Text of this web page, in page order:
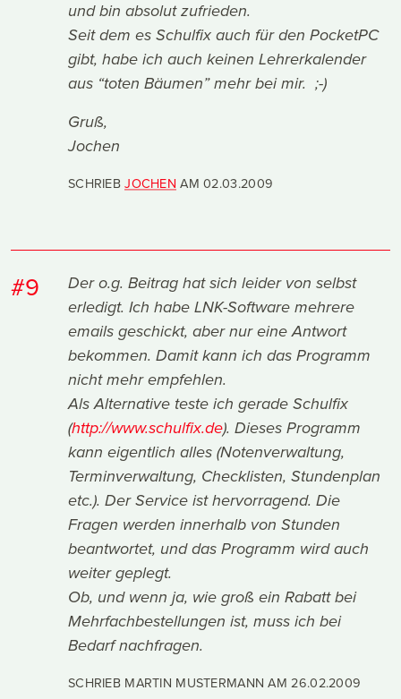
und bin absolut zufrieden.
Seit dem es Schulfix auch für den PocketPC
gibt, habe ich auch keinen Lehrerkalender
aus “toten Bäumen” mehr bei mir. ;-)
Gruß,
Jochen
SCHRIEBJOCHEN AM02.03.2009
#9
Der o.g. Beitrag hat sich leider von selbst
erledigt. Ich habe LNK-Software mehrere
emails geschickt, aber nur eine Antwort
bekommen. Damit kann ich das Programm
nicht mehr empfehlen.
Als Alternative teste ich gerade Schulfix
(http://www.schulfix.de). Dieses Programm
kann eigentlich alles (Notenverwaltung,
Terminverwaltung, Checklisten, Stundenplan
etc.). Der Service ist hervorragend. Die
Fragen werden innerhalb von Stunden
beantwortet, und das Programm wird auch
weiter geplegt.
Ob, und wenn ja, wie groß ein Rabatt bei
Mehrfachbestellungen ist, muss ich bei
Bedarf nachfragen.
SCHRIEB MARTIN MUSTERMANN AM26.02.2009